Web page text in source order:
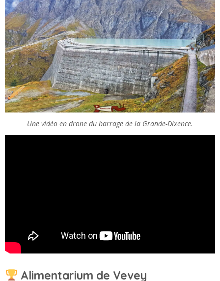
Une vidéo en drone du barrage de la Grande-Dixence.
Alimentarium de Vevey